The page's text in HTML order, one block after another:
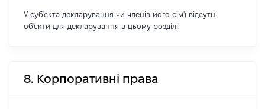
У суб'єкта декларування чи членів його сім'ї відсутні
об'єкти для декларування в цьому розділі.
8. Корпоративні права